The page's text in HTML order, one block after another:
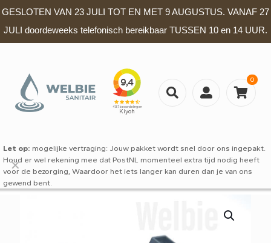
GESLOTEN VAN 23 JULI TOT EN MET 9 AUGUSTUS. VANAF 27
JULI doordeweeks telefonisch bereikbaar TUSSEN 10 en 14 UUR.
0
Let op: mogelijke vertraging: Jouw pakket wordt snel door ons ingepakt.
Houd er wel rekening mee dat PostNL momenteel extra tijd nodig heeft
voor de bezorging, Waardoor het iets langer kan duren dan je van ons
gewend bent.
✕